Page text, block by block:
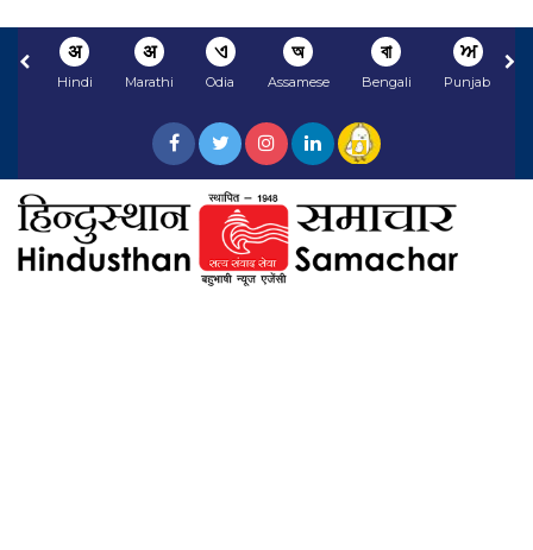
अ
Hindi
अ
Marathi
ଏ
Odia
অ
Assamese
বা
Bengali
ਅ
Punjabi